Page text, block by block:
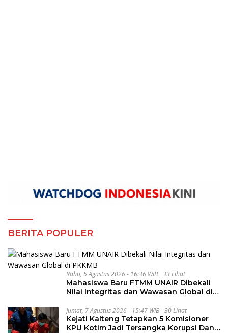
BERITA POPULER
Rabu, 5 Agustus 2026 - 16:36 WIB 33 Lihat
Mahasiswa Baru FTMM UNAIR Dibekali
Nilai Integritas dan Wawasan Global di
Jumat, 7 Agustus 2026 - 15:47 WIB 30 Lihat
Kejati Kalteng Tetapkan 5 Komisioner
KPU Kotim Jadi Tersangka Korupsi Dana